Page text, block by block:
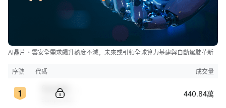
AI晶片、雲安全需求飆升熱度不減，未來或引領全球算力基建與自動駕駛革新
序號 代碼 成交量
440.84萬